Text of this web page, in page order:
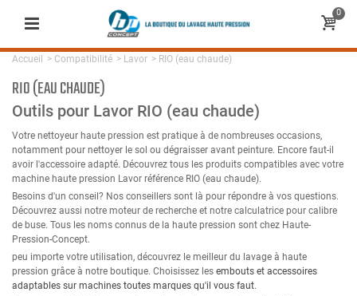
0
Accueil > Compatibilité > Lavor > RIO (eau chaude)
RIO (EAU CHAUDE)
Outils pour Lavor RIO (eau chaude)
Votre nettoyeur haute pression est pratique à de nombreuses occasions,
notamment pour nettoyer le sol ou dégraisser avant peinture. Encore faut-il
avoir l'accessoire adapté. Découvrez tous les produits compatibles avec votre
machine haute pression Lavor référence RIO (eau chaude).
Besoins d'un conseil? Nos conseillers sont là pour répondre à vos questions.
Découvrez aussi notre moteur de recherche et notre calculatrice pour calibre
de buse. Tous les noms connus de la haute pression sont chez Haute-
Pression-Concept.
peu importe votre utilisation, découvrez le meilleur du lavage à haute
pression grâce à notre boutique. Choisissez les embouts et accessoires
adaptables sur machines toutes marques qu'il vous faut.